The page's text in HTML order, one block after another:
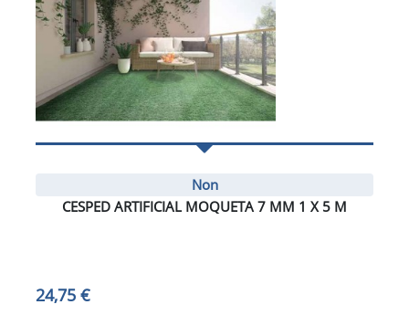
Non
CESPED ARTIFICIAL MOQUETA 7 MM 1 X 5 M
24,75 €